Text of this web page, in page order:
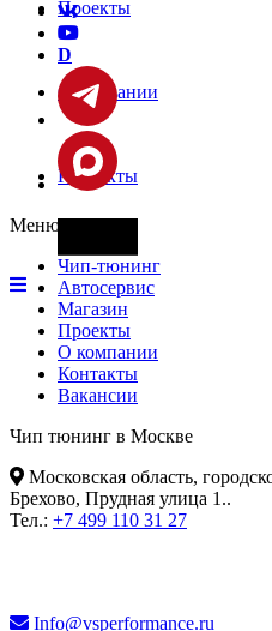
Проекты
О компании
Контакты
D
Меню
Чип-тюнинг
Автосервис
Магазин
Проекты
О компании
Контакты
Вакансии
Чип тюнинг в Москве
Московская область,
Брехово, Прудная улица 1..
Тел.: +7 499 110 31 27
Info@vsperformance.ru